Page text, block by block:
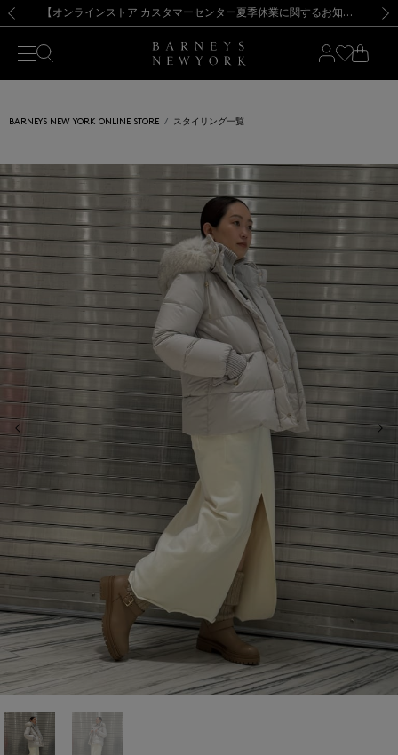
新規登録のお客様も対象！＜MY BARNEYS＞会員のお客様は11,000円（税込）以上のお買上げで常時送料無料！お買い物の際は会員登録を！
【夏季休業に伴う出荷一時停止のお知らせ】(2026.8.7) 【オンラインストア カスタマーセンター夏季休業に関するお知らせ】（2026.8.7）
【夏季休業に伴う返品・交換承り一時停止のお知らせ】（2026.8.5）
熊本県を中心とした地震の影響によるお荷物のお届けについて
【開催中】SUMMER SALEのご案内・ご注意事項 新規登録のお客様も対象！＜MY BARNEYS＞会員のお客様は11,000円（税込）以上のお買上げで常時送料無料！お買い物の際は会員登録を！
【夏季休業に伴う出荷一時停止のお知らせ】(2026.8.7)
BARNEYS NEW YORK ONLINE STORE スタイリング一覧
前の画像